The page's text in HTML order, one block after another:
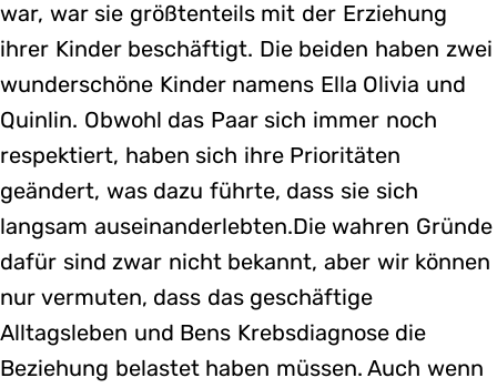
war, war sie größtenteils mit der Erziehung
ihrer Kinder beschäftigt. Die beiden haben zwei
wunderschöne Kinder namens Ella Olivia und
Quinlin. Obwohl das Paar sich immer noch
respektiert, haben sich ihre Prioritäten
geändert, was dazu führte, dass sie sich
langsam auseinanderlebten.Die wahren Gründe
dafür sind zwar nicht bekannt, aber wir können
nur vermuten, dass das geschäftige
Alltagsleben und Bens Krebsdiagnose die
Beziehung belastet haben müssen. Auch wenn